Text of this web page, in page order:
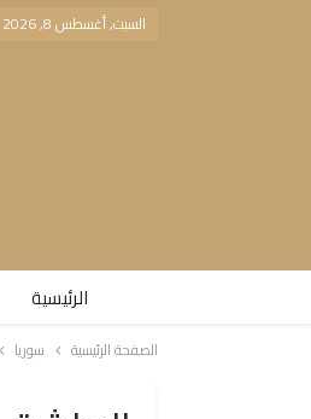
السبت, أغسطس 8, 2026
الرئيسية
الصفحة الرئيسية سوريا